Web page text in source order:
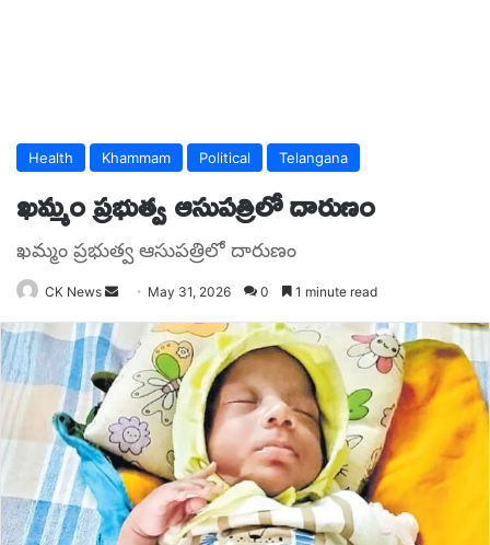
Health Khammam Political Telangana
ఖమ్మం ప్రభుత్వ ఆసుపత్రిలో దారుణం
ఖమ్మం ప్రభుత్వ ఆసుపత్రిలో దారుణం
CK News
Send
email
May 31, 2026 0 1 minute read